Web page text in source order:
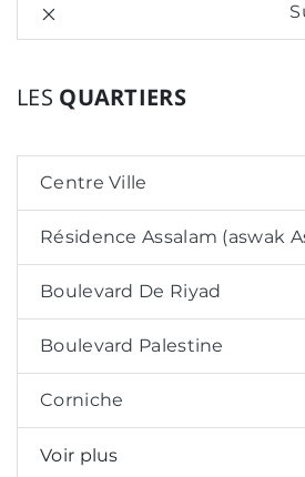
LES QUARTIERS
Centre Ville
Résidence Assalam (aswak
Boulevard De Riyad
Boulevard Palestine
Corniche
Voir plus